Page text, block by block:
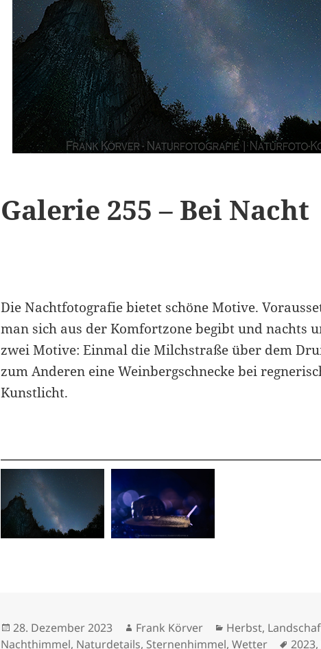
Galerie 255 – Bei Nacht
Die Nachtfotografie bietet schöne Motive.
man sich aus der Komfortzone begibt und nachts
zwei Motive: Einmal die Milchstraße über dem
zum Anderen eine Weinbergschnecke bei
Kunstlicht.
Veröffentlicht
am
28. Dezember 2023 Autor
Frank Körver Kategorien
Herbst,
Nachthimmel, Naturdetails, Sternenhimmel,Wetter 2023,